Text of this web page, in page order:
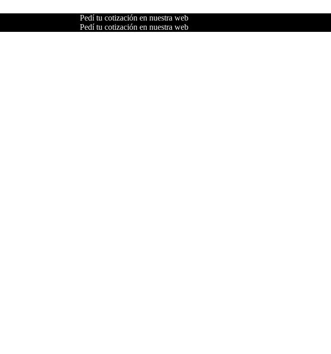
Pedí tu cotización en nuestra web
Pedí tu cotización en nuestra web